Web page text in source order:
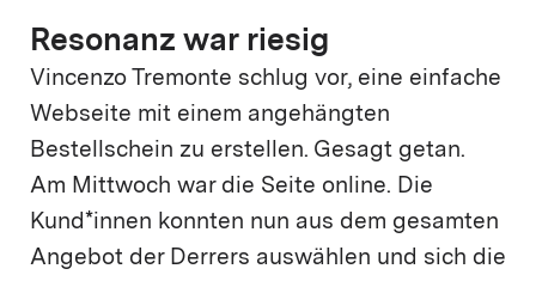
Resonanz war riesig
Vincenzo Tremonte schlug vor, eine einfache
Webseite mit einem angehängten
Bestellschein zu erstellen. Gesagt getan.
Am Mittwoch war die Seite online. Die
Kund*innen konnten nun aus dem gesamten
Angebot der Derrers auswählen und sich die